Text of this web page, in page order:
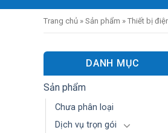
Trang chủ » Sản phẩm » Thiết bị
DANH MỤC
Sản phẩm
Chưa phân loại
Dịch vụ trọn gói